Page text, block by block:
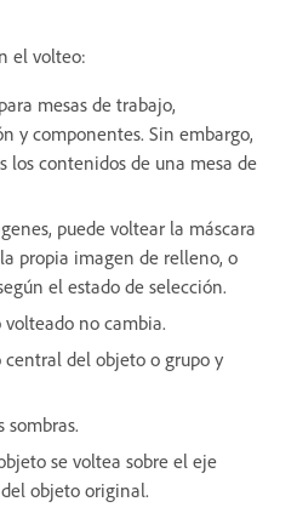
el volteo:
mesas de trabajo,
y componentes. Sin embargo,
los contenidos de una mesa de
puede voltear la máscara
propia imagen de relleno, o
el estado de selección.
no cambia.
del objeto o grupo y
sombras.
se voltea sobre el eje
objeto original.